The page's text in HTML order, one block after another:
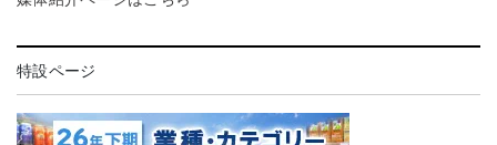
特設ページ